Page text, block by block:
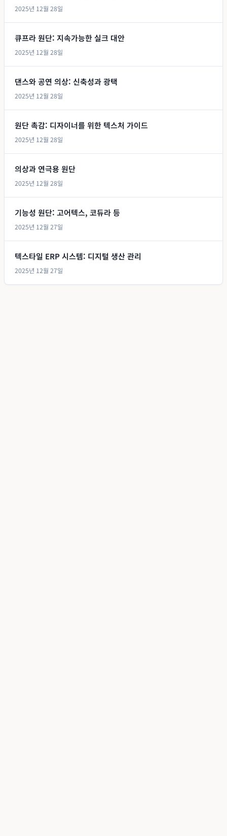
2025년 12월 28일
큐프라 원단: 지속가능한 실크 대안
2025년 12월 28일
댄스와 공연 의상: 신축성과 광택
2025년 12월 28일
원단 촉감: 디자이너를 위한 텍스처 가이드
2025년 12월 28일
의상과 연극용 원단
2025년 12월 28일
기능성 원단: 고어텍스, 코듀라 등
2025년 12월 27일
텍스타일 ERP 시스템: 디지털 생산 관리
2025년 12월 27일